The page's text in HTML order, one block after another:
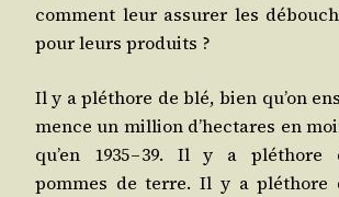
com­ment leur assu­rer les
pour leurs produits ?
Il y a plé­thore de blé, bien qu’on
mence un mil­lion d’hectares en
qu’en 1935 – 39. Il y a plé­thore
pommes de terre. Il y a plé­thore